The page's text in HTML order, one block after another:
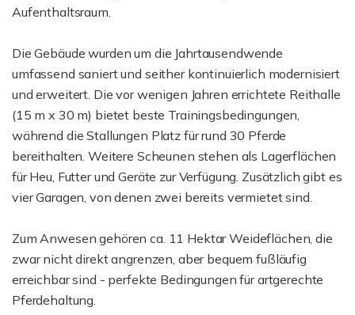
Aufenthaltsraum.
Die Gebäude wurden um die Jahrtausendwende
umfassend saniert und seither kontinuierlich modernisiert
und erweitert. Die vor wenigen Jahren errichtete Reithalle
(15 m x 30 m) bietet beste Trainingsbedingungen,
während die Stallungen Platz für rund 30 Pferde
bereithalten. Weitere Scheunen stehen als Lagerflächen
für Heu, Futter und Geräte zur Verfügung. Zusätzlich gibt es
vier Garagen, von denen zwei bereits vermietet sind.
Zum Anwesen gehören ca. 11 Hektar Weideflächen, die
zwar nicht direkt angrenzen, aber bequem fußläufig
erreichbar sind - perfekte Bedingungen für artgerechte
Pferdehaltung.